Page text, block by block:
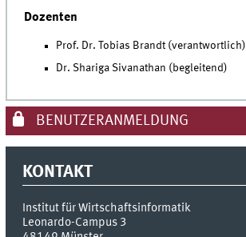
Dozenten
Prof. Dr. Tobias Brandt (verantwortlich)
Dr. Shariga Sivanathan (begleitend)
BENUTZERANMELDUNG
KONTAKT
Institut für Wirtschaftsinformatik
Leonardo-Campus 3